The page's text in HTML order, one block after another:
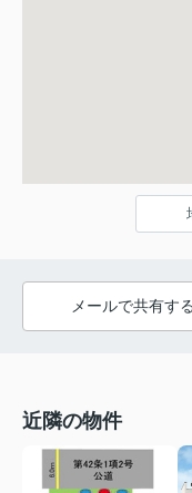
メールで共有する
近隣の物件